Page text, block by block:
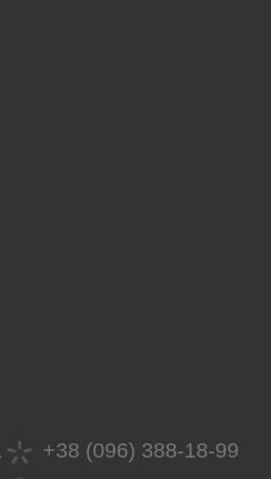
+38 (096) 388-18-99